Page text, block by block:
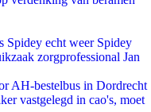
echt weer Spidey
zorgprofessional Jan
AH-bestelbus in Dordrecht
vastgelegd in cao's, moet